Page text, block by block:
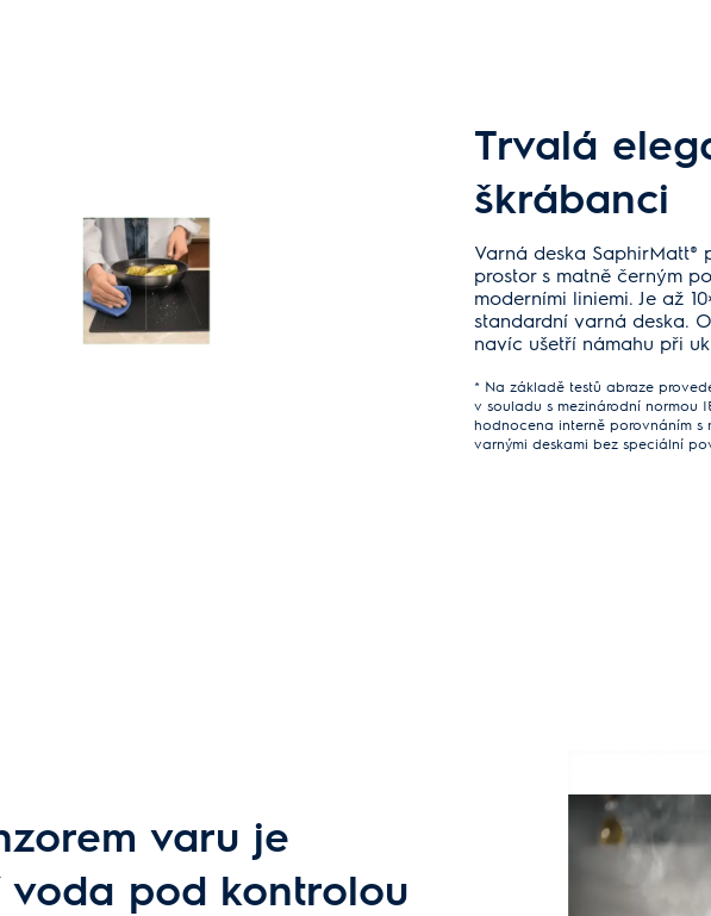
Trvalá
škrábanci
Varná deska SaphirMatt®
prostor s matně černým
moderními liniemi. Je až
standardní varná deska.
navíc ušetří námahu při
* Na základě testů abraze
v souladu s mezinárodní normou
hodnocena interně porovnáním s
varnými deskami bez speciální
varu je
voda pod kontrolou